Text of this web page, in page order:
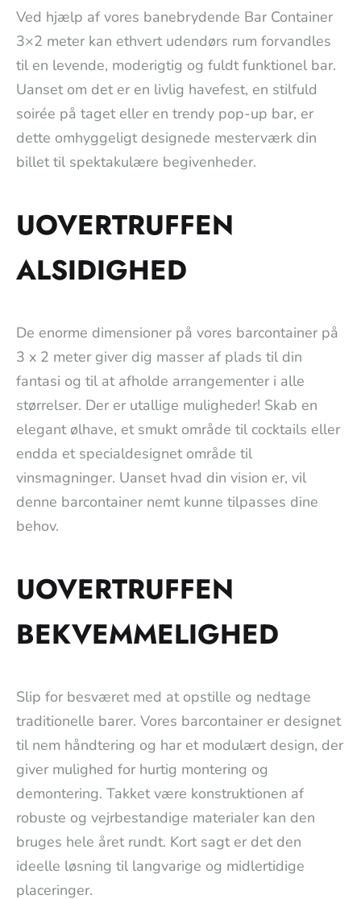
Ved hjælp af vores banebrydende Bar Container
3×2 meter kan ethvert udendørs rum forvandles
til en levende, moderigtig og fuldt funktionel bar.
Uanset om det er en livlig havefest, en stilfuld
soirée på taget eller en trendy pop-up bar, er
dette omhyggeligt designede mesterværk din
billet til spektakulære begivenheder.
UOVERTRUFFEN
ALSIDIGHED
De enorme dimensioner på vores barcontainer på
3 x 2 meter giver dig masser af plads til din
fantasi og til at afholde arrangementer i alle
størrelser. Der er utallige muligheder! Skab en
elegant ølhave, et smukt område til cocktails eller
endda et specialdesignet område til
vinsmagninger. Uanset hvad din vision er, vil
denne barcontainer nemt kunne tilpasses dine
behov.
UOVERTRUFFEN
BEKVEMMELIGHED
Slip for besværet med at opstille og nedtage
traditionelle barer. Vores barcontainer er designet
til nem håndtering og har et modulært design, der
giver mulighed for hurtig montering og
demontering. Takket være konstruktionen af
robuste og vejrbestandige materialer kan den
bruges hele året rundt. Kort sagt er det den
ideelle løsning til langvarige og midlertidige
placeringer.